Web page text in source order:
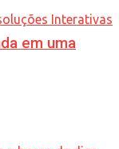
em uma
Interativas